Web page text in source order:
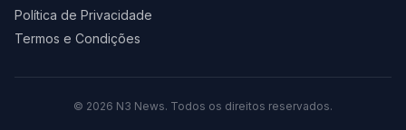
Política de Privacidade
Termos e Condições
© 2026 N3 News. Todos os direitos reservados.